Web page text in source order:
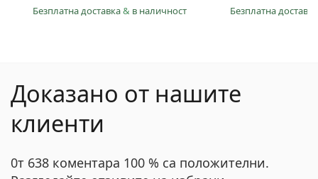
Безплатна доставка& в наличност Безплатна
Доказано от нашите
клиенти
0т 638 коментара 100 % са положителни.